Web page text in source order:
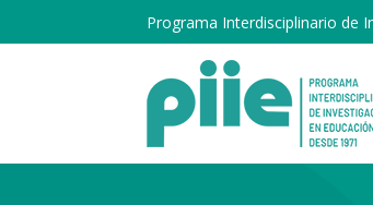
Programa Interdisciplinario de